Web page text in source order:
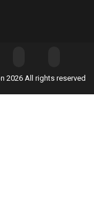
2026 All rights reserved